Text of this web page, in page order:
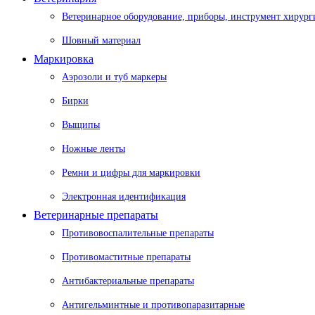
Ветеринарное оборудование, приборы, инструмент
Шовный материал
Маркировка
Аэрозоли и туб маркеры
Бирки
Выщипы
Ножные ленты
Ремни и цифры для маркировки
Электронная идентификация
Ветеринарные препараты
Противовоспалительные препараты
Противомаститные препараты
Антибактериальные препараты
Антигельминтные и противопаразитарные